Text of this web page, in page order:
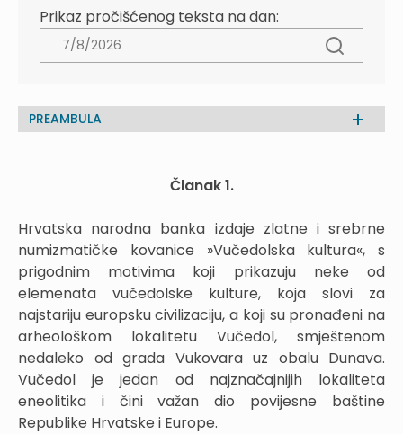
Prikaz pročišćenog teksta na dan:
PREAMBULA
Članak 1.
Hrvatska narodna banka izdaje zlatne i srebrne
numizmatičke kovanice »Vučedolska kultura«, s
prigodnim motivima koji prikazuju neke od
elemenata vučedolske kulture, koja slovi za
najstariju europsku civilizaciju, a koji su pronađeni na
arheološkom lokalitetu Vučedol, smještenom
nedaleko od grada Vukovara uz obalu Dunava.
Vučedol je jedan od najznačajnijih lokaliteta
eneolitika i čini važan dio povijesne baštine
Republike Hrvatske i Europe.